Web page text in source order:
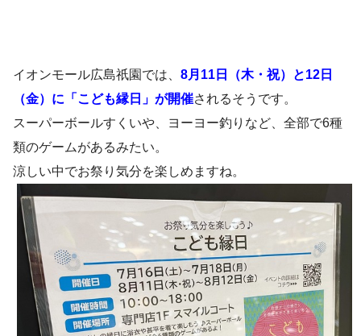
イオンモール広島祇園では、 8月11日（木・祝）と12日
（金）に「こども縁日」が開催されるそうです。
スーパーボールすくいや、ヨーヨー釣りなど、全部で6種
類のゲームがあるみたい。
涼しい中でお祭り気分を楽しめますね。